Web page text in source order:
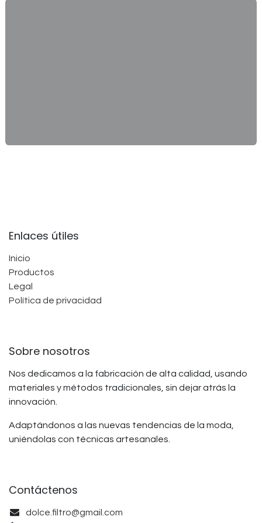
Enlaces útiles
Inicio
Productos
Legal
Política de privacidad
Sobre nosotros
Nos dedicamos a la fabricación de alta calidad, usando
materiales y métodos tradicionales, sin dejar atrás la
innovación.
Adaptándonos a las nuevas tendencias de la moda,
uniéndolas con técnicas artesanales.
Contáctenos
dolce.filtro@gmail.com